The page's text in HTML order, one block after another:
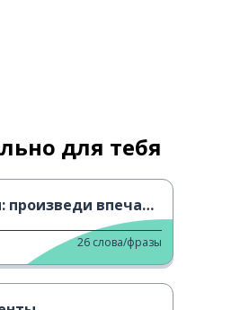
для тебя
впечатление 4
26 слова/фразы